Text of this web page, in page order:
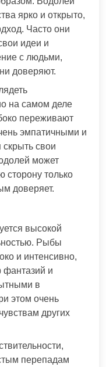
ярко и открыто,
Часто они
идеи и
с людьми,
доверяют.
на самом деле
переживают
эмпатичными и
свои
может
сторону только
доверяет.
высокой
Рыбы
и интенсивно,
фантазий и
в
этом очень
других
перепадам